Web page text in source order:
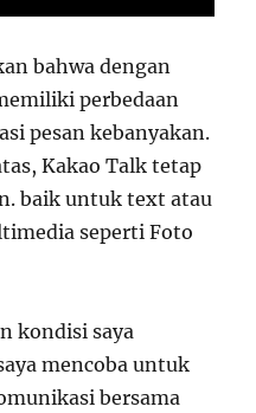
bahwa dengan
perbedaan
pesan kebanyakan.
Kakao Talk tetap
baik untuk text atau
seperti Foto
kondisi saya
mencoba untuk
bersama